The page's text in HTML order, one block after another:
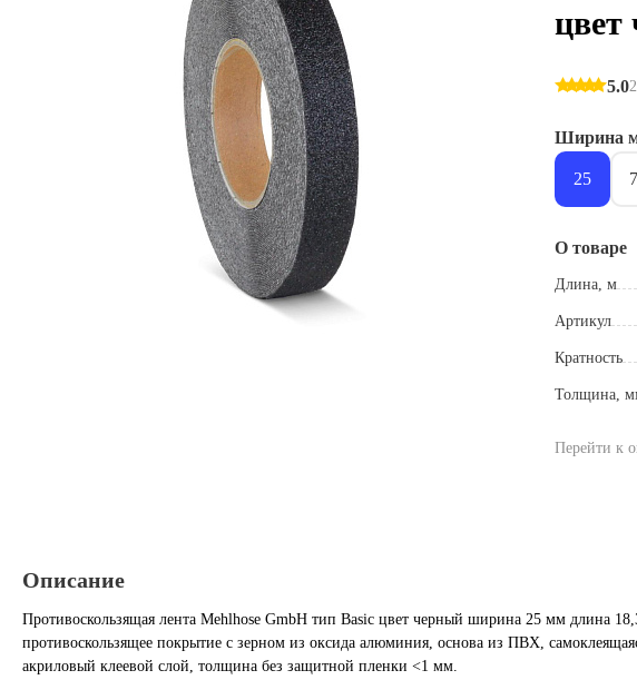
цвет
5.0
Ширина
25
О товаре
Длина, м
Артикул
Кратность
Толщина,
Перейти к
Описание
Противоскользящая лента Mehlhose GmbH тип Basic цвет черный ширина 25 мм длина
противоскользящее покрытие с зерном из оксида алюминия, основа из ПВХ,
акриловый клеевой слой, толщина без защитной пленки <1 мм.